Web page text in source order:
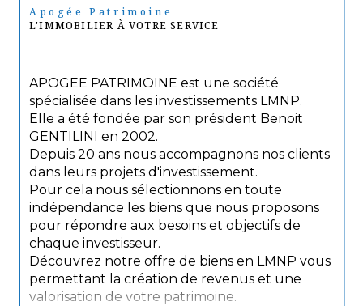
Apogée Patrimoine
L'IMMOBILIER À VOTRE SERVICE
APOGEE PATRIMOINE est une société
spécialisée dans les investissements LMNP.
Elle a été fondée par son président Benoit
GENTILINI en 2002.
Depuis 20 ans nous accompagnons nos clients
dans leurs projets d'investissement.
Pour cela nous sélectionnons en toute
indépendance les biens que nous proposons
pour répondre aux besoins et objectifs de
chaque investisseur.
Découvrez notre offre de biens en LMNP vous
permettant la création de revenus et une
valorisation de votre patrimoine.